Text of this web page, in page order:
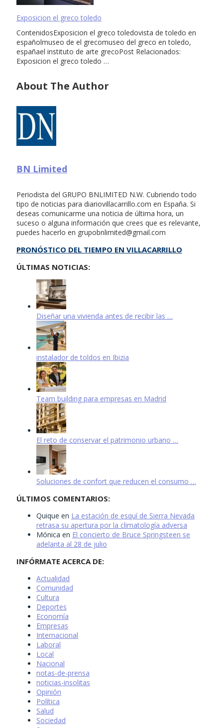
Exposicion el greco toledo
ContenidosExposicion el greco toledovista de toledo en
españolmuseo de el grecomuseo del greco en toledo,
españael instituto de arte grecoPost Relacionados:
Exposicion el greco toledo …
About The Author
BN Limited
Periodista del GRUPO BNLIMITED N.W. Cubriendo todo
tipo de noticias para diariovillacarrillo.com en España. Si
deseas comunicarme una noticia de última hora, un
suceso o alguna información que crees que es relevante,
puedes hacerlo en grupobnlimited@gmail.com
PRONÓSTICO DEL TIEMPO EN VILLACARRILLO
ÚLTIMAS NOTICIAS:
Diseñar una vivienda antes de recibir las …
instalador de toldos en Ibizia
Team building para empresas en Madrid
El reto de conservar el patrimonio urbano …
Soluciones de confort que reducen el consumo …
ÚLTIMOS COMENTARIOS:
Quique en La estación de esquí de Sierra Nevada
retrasa su apertura por la climatología adversa
Mónica en El concierto de Bruce Springsteen se
adelanta al 28 de julio
INFÓRMATE ACERCA DE:
Actualidad
Comunidad
Cultura
Deportes
Economía
Empresas
Internacional
Laboral
Local
Nacional
notas-de-prensa
noticias-insolitas
Opinión
Política
Salud
Sociedad